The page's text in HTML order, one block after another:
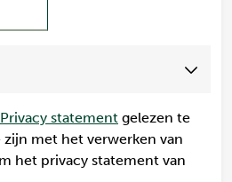
Privacy statement gelezen te
met het verwerken van
het privacy statement van